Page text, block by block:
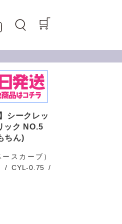
シークレッ
ック NO.5
ちん)
スカーブ）
/ CYL-0.75 /